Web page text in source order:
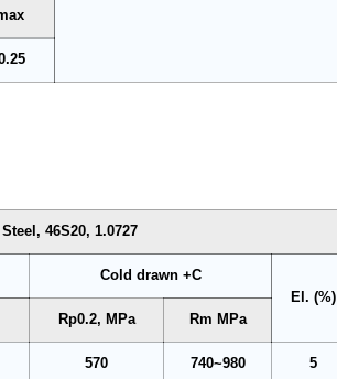
46S20, 1.0727
Cold drawn +C
El. (%)
Rp0.2, MPa Rm MPa
570 740~980 5